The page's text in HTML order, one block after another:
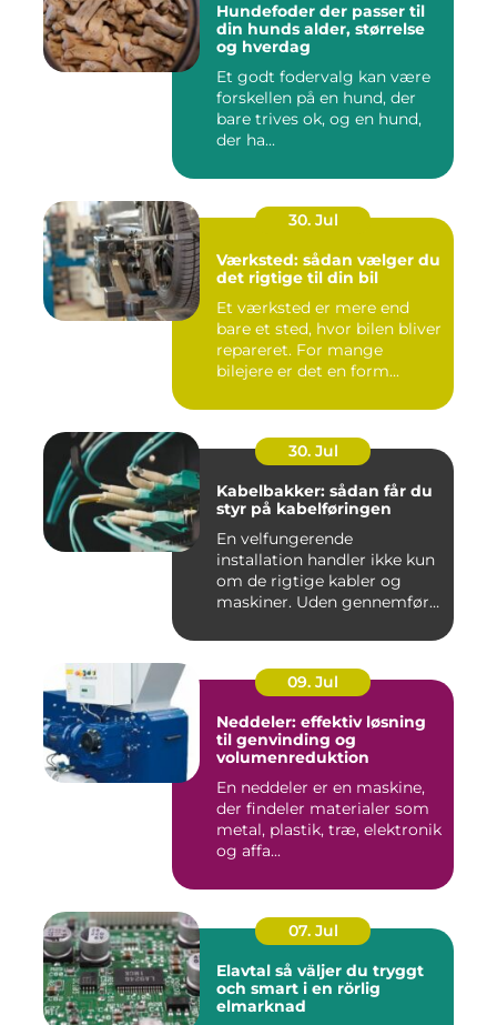
Hundefoder der passer til
din hunds alder, størrelse
og hverdag
Et godt fodervalg kan være
forskellen på en hund, der
bare trives ok, og en hund,
der ha...
30. Jul
Værksted: sådan vælger du
det rigtige til din bil
Et værksted er mere end
bare et sted, hvor bilen bliver
repareret. For mange
bilejere er det en form...
30. Jul
Kabelbakker: sådan får du
styr på kabelføringen
En velfungerende
installation handler ikke kun
om de rigtige kabler og
maskiner. Uden gennemført
09. Jul
Neddeler: effektiv løsning
til genvinding og
volumenreduktion
En neddeler er en maskine,
der findeler materialer som
metal, plastik, træ, elektronik
og affa...
07. Jul
Elavtal så väljer du tryggt
och smart i en rörlig
elmarknad